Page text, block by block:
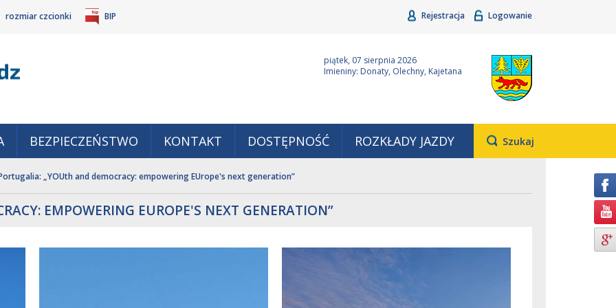
rozmiar czcionki BIP Rejestracja Logowanie
piątek, 07 sierpnia 2026
Imieniny: Donaty, Olechny, Kajetana
BEZPIECZEŃSTWO KONTAKT DOSTĘPNOŚĆ ROZKŁADY JAZDY Szukaj
„YOUth and democracy: empowering EUrope's next generation”
EMPOWERING EUROPE'S NEXT GENERATION”